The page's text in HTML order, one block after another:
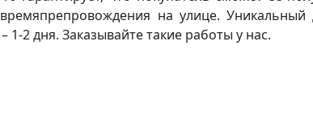
на улице.
2 дня. Заказывайте такие работы у нас.